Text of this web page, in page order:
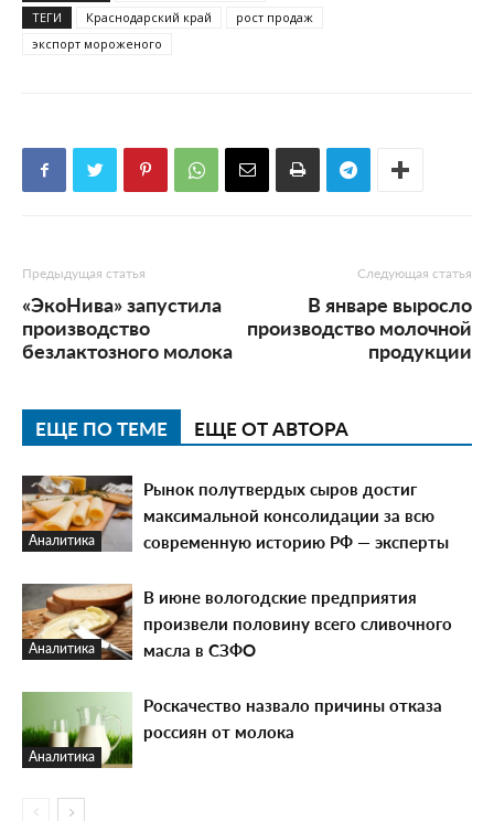
ТЕГИ
Краснодарский край
рост продаж
экспорт мороженого
Предыдущая статья
«ЭкоНива» запустила
производство
безлактозного молока
Следующая статья
В январе выросло
производство молочной
продукции
ЕЩЕ ПО ТЕМЕ ЕЩЕ ОТ АВТОРА
Аналитика
Рынок полутвердых сыров достиг
максимальной консолидации за всю
современную историю РФ — эксперты
Аналитика
В июне вологодские предприятия
произвели половину всего сливочного
масла в СЗФО
Аналитика
Роскачество назвало причины отказа
россиян от молока